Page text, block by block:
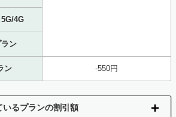
4G
ン
ン -550円
いるプランの割引額